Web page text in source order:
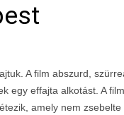
A film abszurd,
egy effajta alkotást. A
amely nem zsebelte